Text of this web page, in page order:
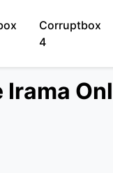
Corruptbox
4